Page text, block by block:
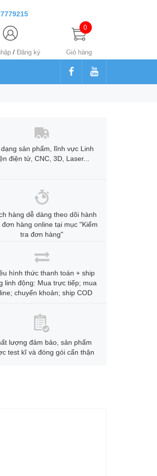
/ Đăng ký Giỏ hàng
0
sản phẩm, lĩnh vực Linh
điện tử, CNC, 3D, Laser...
hàng dễ dàng theo dõi hành
đơn hàng online tại mục "Kiểm
tra đơn hàng"
hình thức thanh toán + ship
linh động: Mua trực tiếp; mua
chuyển khoản; ship COD
lượng đảm bảo, sản phẩm
test kĩ và đóng gói cẩn thận